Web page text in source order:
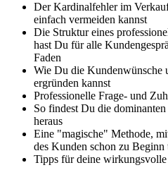
Der Kardinalfehler im
einfach vermeiden kannst
Die Struktur eines
hast Du für alle
Faden
Wie Du die Kundenwünsche
ergründen kannst
Professionelle Frage- und
So findest Du die
heraus
Eine "magische" Methode,
des Kunden schon zu Beginn
Tipps für deine wirkungsvolle